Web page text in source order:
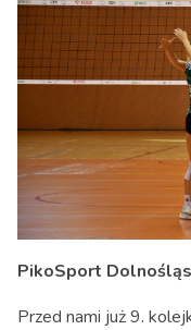
PikoSport
Przed nami już 9.